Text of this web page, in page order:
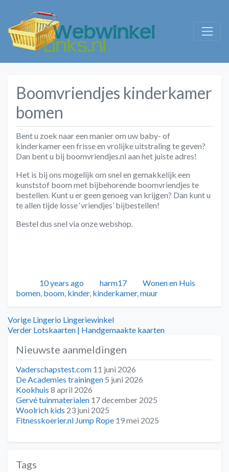
Boomvriendjes kinderkamer
bomen
Bent u zoek naar een manier om uw baby- of
kinderkamer een frisse en vrolijke uitstraling te geven?
Dan bent u bij boomvriendjes.nl aan het juiste adres!
Het is bij ons mogelijk om snel en gemakkelijk een
kunststof boom met bijbehorende boomvriendjes te
bestellen. Kunt u er geen genoeg van krijgen? Dan kunt u
te allen tijde losse ‘vriendjes’ bijbestellen!
Bestel dus snel via onze webshop.
Geplaatst
10 years ago Auteur
harm17 Categorieën
Wonen en Huis
bomen boom kinder, kinderkamer, muur
Bericht
navigatie
Vorige Vorig
bericht:
Lingerio Lingeriewinkel
Verder Volgend
Lotskaarten | Handgemaakte kaarten
Nieuwste aanmeldingen
Vaderschapstest.com 11 juni 2026
De Academies trainingen 5 juni 2026
Kookhuis 8 april 2026
Gervé tuinmaterialen 17 december 2025
Woolrich kids 23 juni 2025
Fitnesskoerier.nl Jump Rope 19 mei 2025
Tags